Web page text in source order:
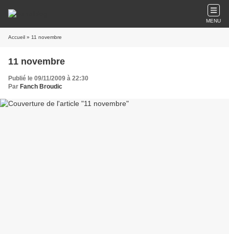
MENU
Accueil » 11 novembre
11 novembre
Publié le 09/11/2009 à 22:30
Par Fanch Broudic